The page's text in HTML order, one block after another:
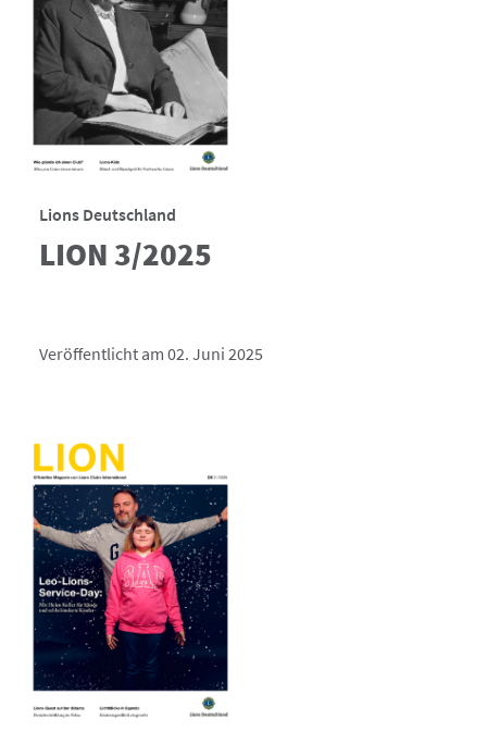
Lions Deutschland
LION 3/2025
Veröffentlicht am 02. Juni 2025